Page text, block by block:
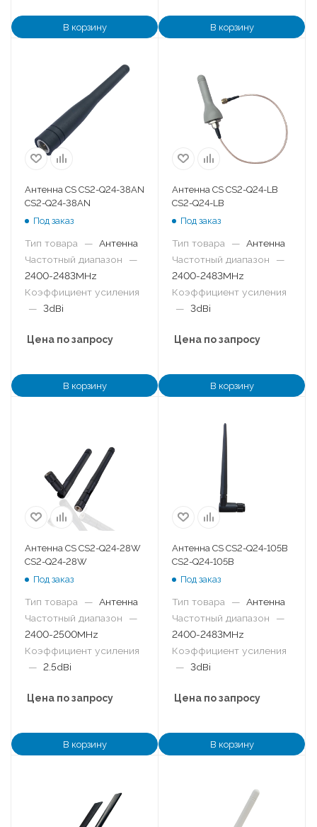
В корзину В корзину
Антенна CS CS2-Q24-38AN
CS2-Q24-38AN
Под заказ
Тип товара — Антенна
Частотный диапазон
—
2400-2483MHz
Коэффициент усиления
— 3dBi
Цена по запросу
В корзину
Антенна CS CS2-Q24-LB
CS2-Q24-LB
Под заказ
Тип товара — Антенна
Частотный диапазон
—
2400-2483MHz
Коэффициент усиления
— 3dBi
Цена по запросу
В корзину
Антенна CS CS2-Q24-28W
CS2-Q24-28W
Под заказ
Тип товара — Антенна
Частотный диапазон
—
2400-2500MHz
Коэффициент усиления
— 2.5dBi
Цена по запросу
В корзину
Антенна CS CS2-Q24-105B
CS2-Q24-105B
Под заказ
Тип товара — Антенна
Частотный диапазон
—
2400-2483MHz
Коэффициент усиления
— 3dBi
Цена по запросу
В корзину